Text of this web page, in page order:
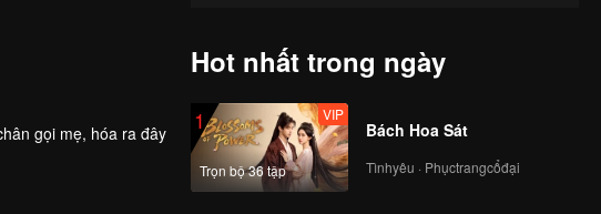
gọi mẹ, hóa ra đây
Hot nhất trong ngày
1
Trọn bộ 36 tập
VIP
Bách Hoa Sát
Tìnhyêu · Phụctrangcổđại